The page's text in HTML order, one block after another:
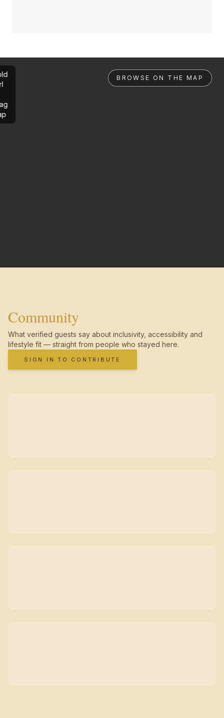
BROWSE ON THE MAP
Community
What verified guests say about inclusivity, accessibility and
lifestyle fit — straight from people who stayed here.
SIGN IN TO CONTRIBUTE